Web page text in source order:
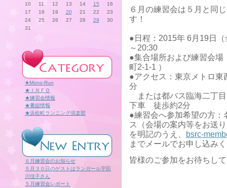
10
11 12 13 14 15
16
17
18 19 20 21 22
23
24
25 26 27 28 29
30
31
★Mono-Run
★ＩＮＦＯ
★練習会情報
★番組情報
★浜松町ランニング倶楽部
６月練習会のお知らせ
５月３０日のゲストはランガール宇田
川佳子さん
５月練習会レポート
６月の練習会は５月と同
す！
●日程：2015年 6月19日
～20:30
●集合場所および練習会場
町2-1-1 ）
●アクセス：東京メトロ
分
または都バス臨海二丁
下車 徒歩約2分
●練習会へ参加希望の方
ス（会場の案内等をお送
を明記のうえ、
bsrc-
までメールでお申し込み
皆様のご参加をお待ちし